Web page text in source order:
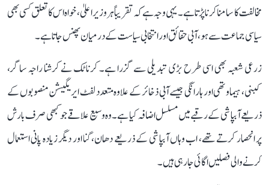
مخالفت کا سامنا کرنا پڑتا ہے۔ یہی وجہ ہے کہ تقریباً ہر وزیر اعلیٰ، خواہ اس کا تعلق کسی بھی
سیاسی جماعت سے ہو، آبی حقائق اور انتخابی سیاست کے درمیان پھنس جاتا ہے۔
زرعی شعبہ بھی اسی طرح بڑی تبدیلی سے گزرا ہے۔ کرناٹک نے کرشنا راجہ ساگر،
کبنی، ہیماوتھی اور ہارانگی جیسے آبی ذخائر کے علاوہ متعدد لفٹ ایریگیشن منصوبوں کے
ذریعے آبپاشی کے رقبے میں مسلسل اضافہ کیا ہے۔ وہ وسیع علاقے جو کبھی صرف بارش
پر انحصار کرتے تھے، اب وہاں آبپاشی کے ذریعے دھان، گنا اور دیگر زیادہ پانی استعمال
کرنے والی فصلیں اگائی جا رہی ہیں۔